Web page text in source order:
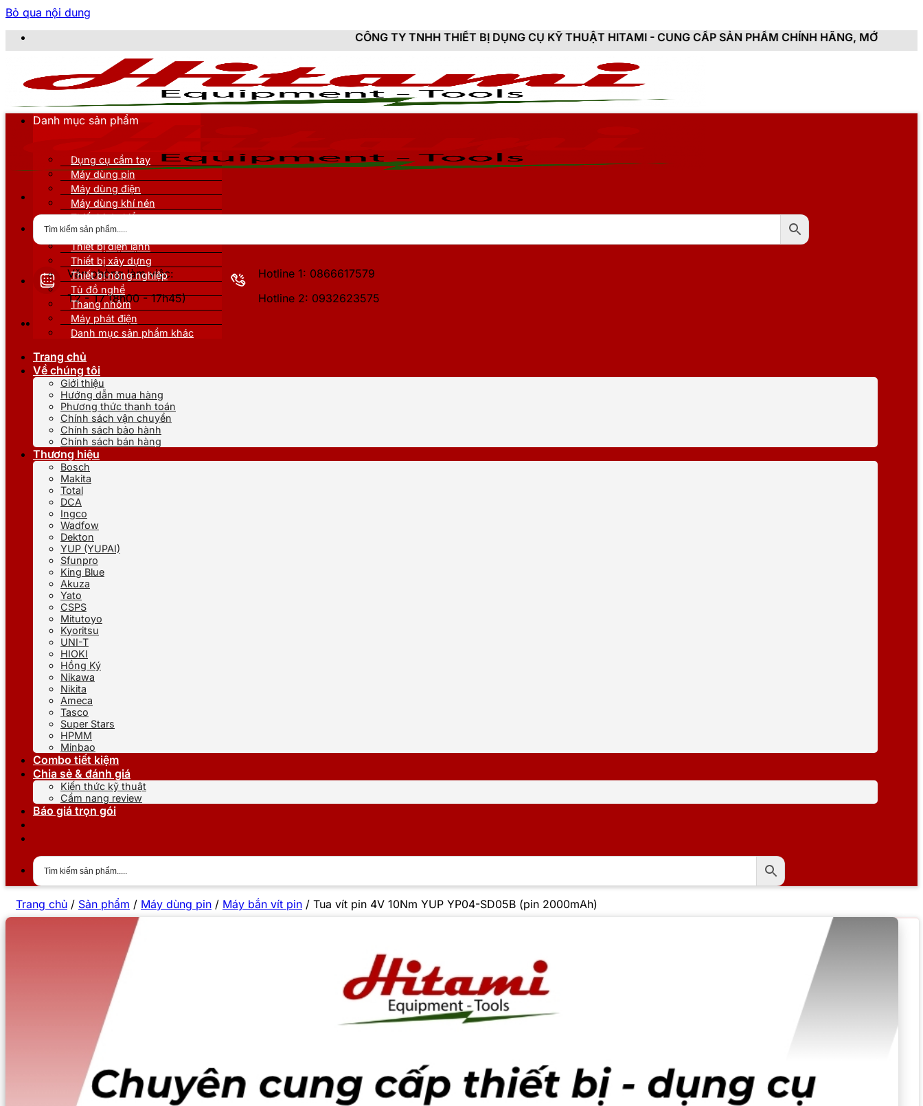
Bỏ qua nội dung
CÔNG TY TNHH THIẾT BỊ DỤNG CỤ KỸ THUẬT HITAMI - CUNG CẤP SẢN PHẨM CHÍNH HÃNG, MỚI 100%, ĐẦY ĐỦ
Văn phòng làm việc:
T2 - T7 (8h00 - 17h45)
Hotline 1: 0866617579
Hotline 2: 0932623575
Danh mục sản phẩm
Dụng cụ cầm tay
Máy dùng pin
Máy dùng điện
Máy dùng khí nén
Thiết bị đo kiểm
Thiết bị nâng đỡ
Thiết bị điện lạnh
Thiết bị xây dựng
Thiết bị nông nghiệp
Tủ đồ nghề
Thang nhôm
Máy phát điện
Danh mục sản phẩm khác
Trang chủ
Về chúng tôi
Giới thiệu
Hướng dẫn mua hàng
Phương thức thanh toán
Chính sách vận chuyển
Chính sách bảo hành
Chính sách bán hàng
Thương hiệu
Bosch
Makita
Total
DCA
Ingco
Wadfow
Dekton
YUP (YUPAI)
Sfunpro
King Blue
Akuza
Yato
CSPS
Mitutoyo
Kyoritsu
UNI-T
HIOKI
Hồng Ký
Nikawa
Nikita
Ameca
Tasco
Super Stars
HPMM
Minbao
Combo tiết kiệm
Chia sẻ & đánh giá
Kiến thức kỹ thuật
Cẩm nang review
Báo giá trọn gói
Trang chủ / Sản phẩm / Máy dùng pin / Máy bắn vít pin / Tua vít pin 4V 10Nm YUP YP04-SD05B (pin 2000mAh)